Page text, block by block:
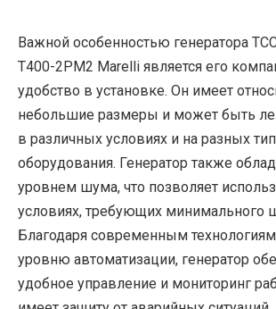
Важной особенностью генератора
Т400-2РМ2 Marelli является его
удобство в установке. Он имеет
небольшие размеры и может быть
в различных условиях и на разных
оборудования. Генератор также
уровнем шума, что позволяет
условиях, требующих минимального
Благодаря современным
уровню автоматизации, генератор
удобное управление и мониторинг